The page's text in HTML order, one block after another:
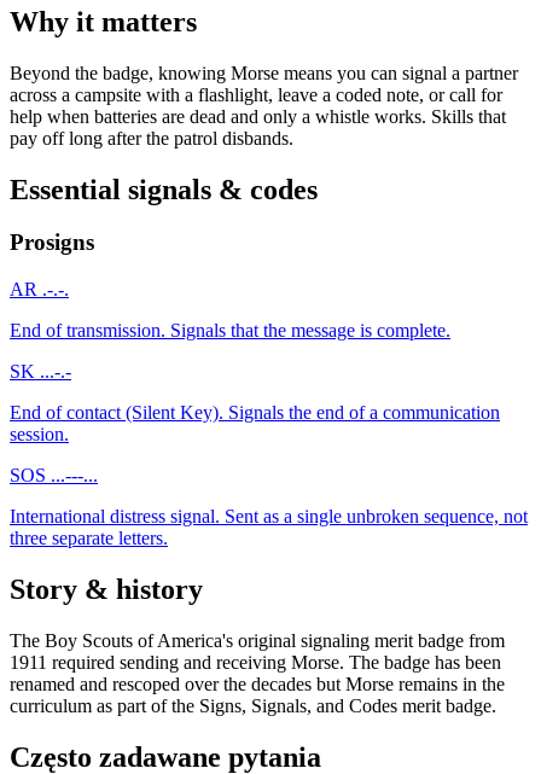
Why it matters
Beyond the badge, knowing Morse means you can signal a partner
across a campsite with a flashlight, leave a coded note, or call for
help when batteries are dead and only a whistle works. Skills that
pay off long after the patrol disbands.
Essential signals & codes
Prosigns
AR .-.-.
End of transmission. Signals that the message is complete.
SK ...-.-
End of contact (Silent Key). Signals the end of a communication
session.
SOS ...---...
International distress signal. Sent as a single unbroken sequence, not
three separate letters.
Story & history
The Boy Scouts of America's original signaling merit badge from
1911 required sending and receiving Morse. The badge has been
renamed and rescoped over the decades but Morse remains in the
curriculum as part of the Signs, Signals, and Codes merit badge.
Często zadawane pytania